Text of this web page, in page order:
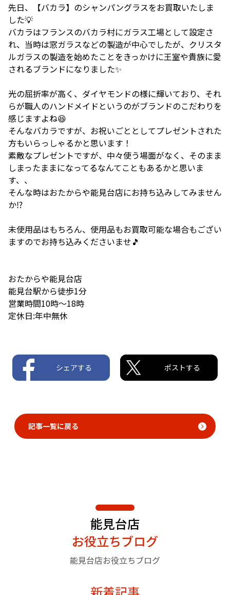
先日、【バカラ】のシャンパングラスをお買取いたしま
した💡
バカラはフランスのバカラ村にガラス工場として設定さ
れ、当時は窓ガラスなどの製造が中心でしたが、クリスタ
ルガラスの製造を始めたことをきっかけに王室や貴族に愛
されるブランドになりました✨
光の屈折率が高く、ダイヤモンドの様に輝いており、それ
らが職人のハンドメイドというのがブランドのこだわりを
感じますよね😆
そんなバカラですが、お祝いごととしてプレゼントされた
方もいらっしゃるかと思います！
素敵なプレゼントですが、中々使う場面がなく、そのまま
しまったままになってるなんてこともあるかと思いま
す、、
そんな時はおたからや能見台店にお持ち込みしてみません
か⁉️
未使用品はもちろん、使用品もお買取可能な場合もござい
ますのでお持ち込みくださいませ🎵
おたからや能見台店
能見台駅から徒歩1分
営業時間10時〜18時
定休日:年中無休
シェアする ポストする
記事一覧に戻る
能見台店
お役立ちブログ
能見台店お役立ちブログ